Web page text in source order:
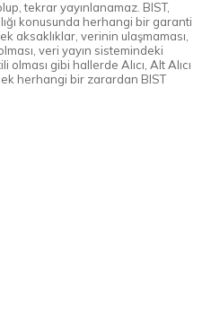
tekrar yayınlanamaz. BIST,
konusunda herhangi bir garanti
aksaklıklar, verinin ulaşmaması,
veri yayın sistemindeki
gibi hallerde Alıcı, Alt Alıcı
herhangi bir zarardan BIST